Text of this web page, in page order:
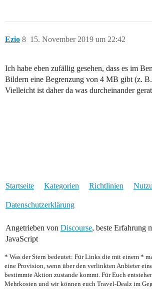
Ezio 15. November 2019 um 22:42
8
Ich habe eben zufällig gesehen, dass es im
Bildern eine Begrenzung von 4 MB gibt (z.
Vielleicht ist daher da was durcheinander
Startseite Kategorien Richtlinien
Datenschutzerklärung
Angetrieben von Discourse, beste Erfahrung
JavaScript
* Was der Stern bedeutet: Für Links die mit einem *
eine Provision, wenn über den verlinkten Anbieter
bestimmte Aktion zustande kommt. Für Euch
Mehrkosten und wir können euch Travel-Dealz im